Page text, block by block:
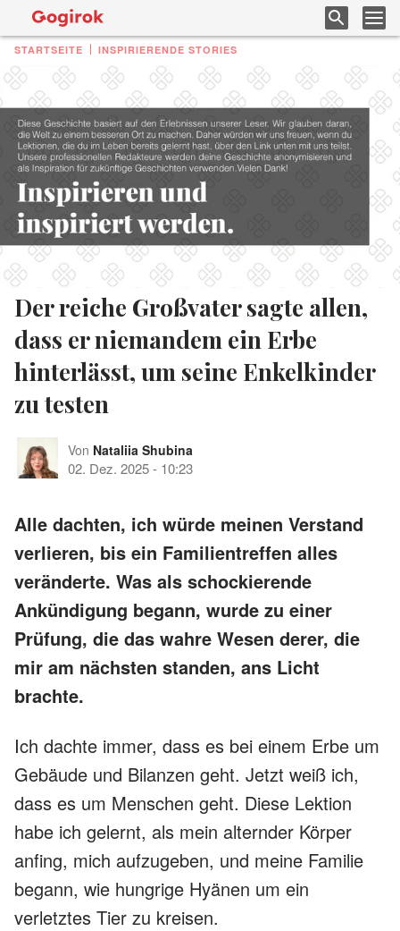
STARTSEITE INSPIRIERENDE STORIES
Der reiche Großvater sagte allen,
dass er niemandem ein Erbe
hinterlässt, um seine Enkelkinder
zu testen
Von Nataliia Shubina
02. Dez. 2025- 10:23
Alle dachten, ich würde meinen Verstand
verlieren, bis ein Familientreffen alles
veränderte. Was als schockierende
Ankündigung begann, wurde zu einer
Prüfung, die das wahre Wesen derer, die
mir am nächsten standen, ans Licht
brachte.
Ich dachte immer, dass es bei einem Erbe um
Gebäude und Bilanzen geht. Jetzt weiß ich,
dass es um Menschen geht. Diese Lektion
habe ich gelernt, als mein alternder Körper
anfing, mich aufzugeben, und meine Familie
begann, wie hungrige Hyänen um ein
verletztes Tier zu kreisen.